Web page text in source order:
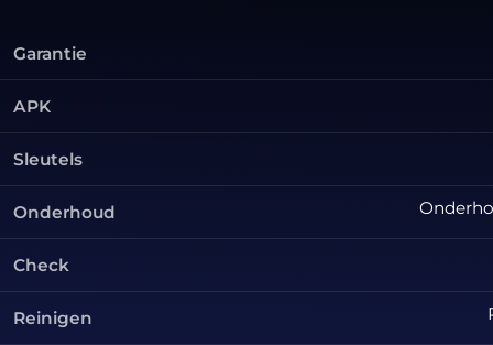
Garantie
APK
Sleutels
Onderhoud
Check
Reinigen